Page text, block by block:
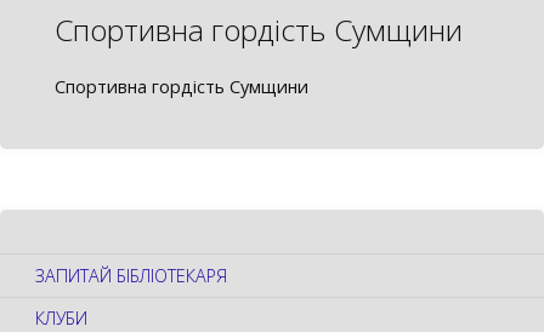
Спортивна гордість Сумщини
Спортивна гордість Сумщини
ЗАПИТАЙ БІБЛІОТЕКАРЯ
КЛУБИ